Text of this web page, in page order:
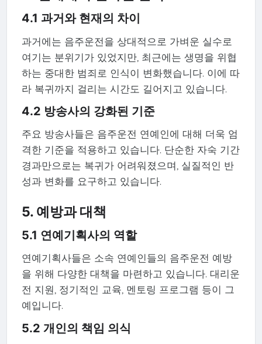
4.1 과거와 현재의 차이
과거에는 음주운전을 상대적으로 가벼운 실수로
여기는 분위기가 있었지만, 최근에는 생명을 위협
하는 중대한 범죄로 인식이 변화했습니다. 이에 따
라 복귀까지 걸리는 시간도 길어지고 있습니다.
4.2 방송사의 강화된 기준
주요 방송사들은 음주운전 연예인에 대해 더욱 엄
격한 기준을 적용하고 있습니다. 단순한 자숙 기간
경과만으로는 복귀가 어려워졌으며, 실질적인 반
성과 변화를 요구하고 있습니다.
5. 예방과 대책
5.1 연예기획사의 역할
연예기획사들은 소속 연예인들의 음주운전 예방
을 위해 다양한 대책을 마련하고 있습니다. 대리운
전 지원, 정기적인 교육, 멘토링 프로그램 등이 그
예입니다.
5.2 개인의 책임 의식